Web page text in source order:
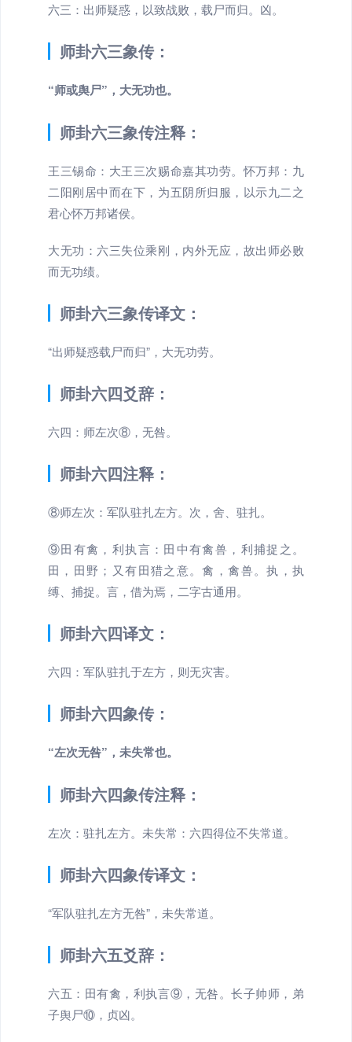
六三：出师疑惑，以致战败，载尸而归。凶。
师卦六三象传：
“师或舆尸”，大无功也。
师卦六三象传注释：
王三锡命：大王三次赐命嘉其功劳。怀万邦：九
二阳刚居中而在下，为五阴所归服，以示九二之
君心怀万邦诸侯。
大无功：六三失位乘刚，内外无应，故出师必败
而无功绩。
师卦六三象传译文：
“出师疑惑载尸而归”，大无功劳。
师卦六四爻辞：
六四：师左次⑧，无咎。
师卦六四注释：
⑧师左次：军队驻扎左方。次，舍、驻扎。
⑨田有禽，利执言：田中有禽兽，利捕捉之。
田，田野；又有田猎之意。禽，禽兽。执，执
缚、捕捉。言，借为焉，二字古通用。
师卦六四译文：
六四：军队驻扎于左方，则无灾害。
师卦六四象传：
“左次无咎”，未失常也。
师卦六四象传注释：
左次：驻扎左方。未失常：六四得位不失常道。
师卦六四象传译文：
“军队驻扎左方无咎”，未失常道。
师卦六五爻辞：
六五：田有禽，利执言⑨，无咎。长子帅师，弟
子舆尸⑩，贞凶。